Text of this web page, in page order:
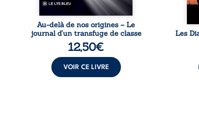
Au-delà de nos origines – Le
journal d’un transfuge de classe
12,50€
VOIR CE LIVRE
Les